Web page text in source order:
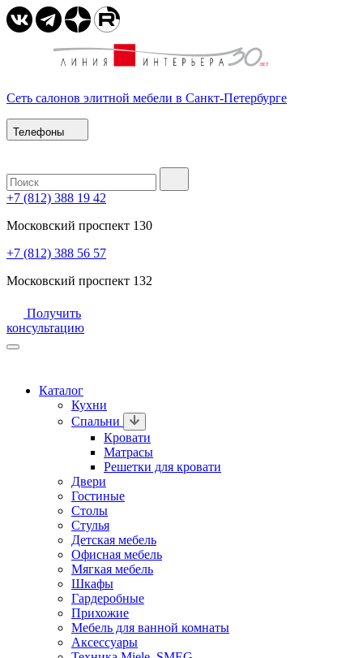
Сеть салонов элитной мебели в Санкт-Петербурге
Телефоны
+7 (812) 388 19 42
Московский проспект 130
+7 (812) 388 56 57
Московский проспект 132
Получить
консультацию
Каталог
Кухни
Спальни
Кровати
Матрасы
Решетки для кровати
Двери
Гостиные
Столы
Стулья
Детская мебель
Офисная мебель
Мягкая мебель
Шкафы
Гардеробные
Прихожие
Мебель для ванной комнаты
Аксессуары